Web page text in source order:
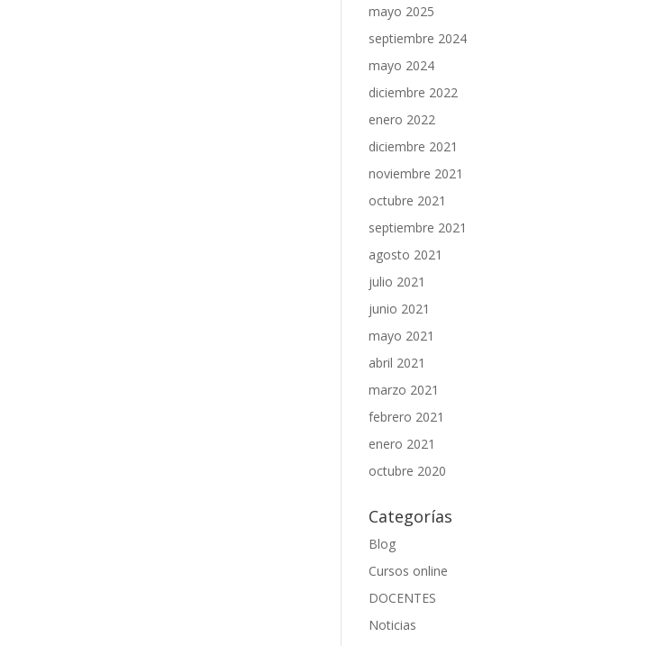
mayo 2025
septiembre 2024
mayo 2024
diciembre 2022
enero 2022
diciembre 2021
noviembre 2021
octubre 2021
septiembre 2021
agosto 2021
julio 2021
junio 2021
mayo 2021
abril 2021
marzo 2021
febrero 2021
enero 2021
octubre 2020
Categorías
Blog
Cursos online
DOCENTES
Noticias